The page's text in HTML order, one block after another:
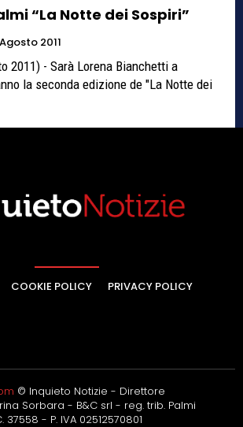
“La Notte dei Sospiri”
2011
2011) - Sarà Lorena Bianchetti a
la seconda edizione de "La Notte dei
COOKIE POLICY PRIVACY POLICY
© Inquieto Notizie - Direttore
Sorbara - B&C srl - reg. trib. Palmi
37558 - P. IVA 02512570801